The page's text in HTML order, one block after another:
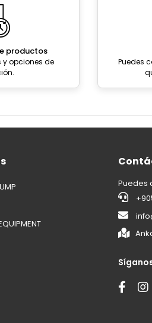
productos
y opciones de
Puedes
Puedes